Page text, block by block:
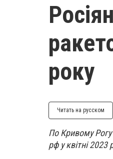
року
Читать на русском
По Кривому
рф у квітні